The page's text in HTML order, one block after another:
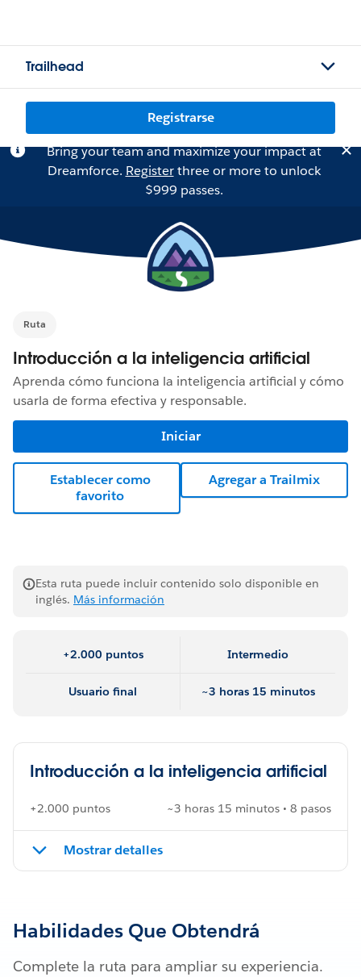
Trailhead
Registrarse
Bring your team and maximize your impact at
Dreamforce. Registerthree or more to unlock
$999 passes.
Ruta
Introducción a la inteligencia artificial
Aprenda cómo funciona la inteligencia artificial y cómo
usarla de forma efectiva y responsable.
Iniciar
Establecer como
favorito
Agregar a Trailmix
Esta ruta puede incluir contenido solo disponible en
inglés. Más información
+2.000 puntos Intermedio
Usuario final ~3 horas 15 minutos
Introducción a la inteligencia artificial
+2.000 puntos ~3 horas 15 minutos • 8 pasos
Mostrar detalles
Habilidades Que Obtendrá
Complete la ruta para ampliar su experiencia.